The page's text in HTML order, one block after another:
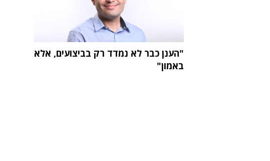
"הענן כבר לא נמדד רק בביצועים, אלא
באמון"